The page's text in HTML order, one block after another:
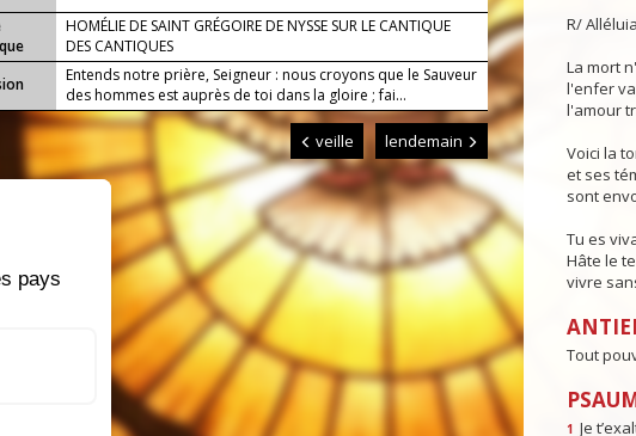
HOMÉLIE DE SAINT GRÉGOIRE DE NYSSE SUR LE CANTIQUE
DES CANTIQUES
Entends notre prière, Seigneur : nous croyons que le Sauveur
des hommes est auprès de toi dans la gloire ; fai...
veille lendemain
R/
La mort
l'enfer
l'amour
Voici la
et ses
sont
Tu es
Hâte le
vivre
Tout
1 Je